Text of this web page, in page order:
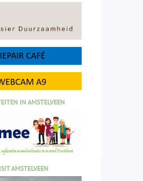
IN AMSTELVEEN
AMSTELVEEN